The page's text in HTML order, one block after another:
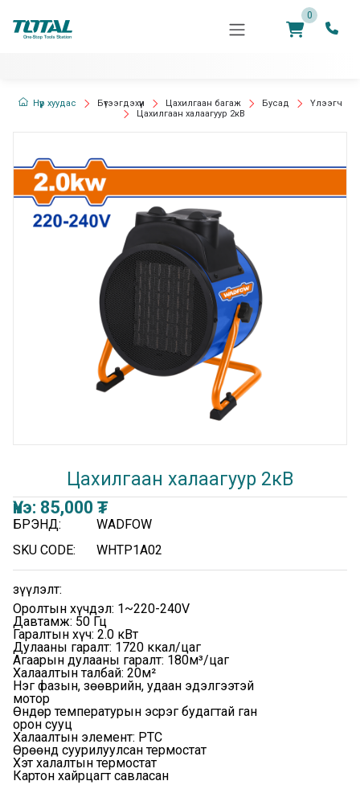
0
Нүүр хуудас Бүтээгдэхүүн Цахилгаан багаж Бусад
Үлээгч
Цахилгаан халаагуур 2кВ
Цахилгаан халаагуур 2кВ
Үнэ: 85,000 ₮
БРЭНД:
WADFOW
SKU CODE:
WHTP1A02
Үзүүлэлт:
Оролтын хүчдэл: 1~220-240V
Давтамж: 50 Гц
Гаралтын хүч: 2.0 кВт
Дулааны гаралт: 1720 ккал/цаг
Агаарын дулааны гаралт: 180м³/цаг
Халаалтын талбай: 20м²
Нэг фазын, зөөврийн, удаан эдэлгээтэй
мотор
Өндөр температурын эсрэг будагтай ган
орон сууц
Халаалтын элемент: PTC
Өрөөнд суурилуулсан термостат
Хэт халалтын термостат
Картон хайрцагт савласан